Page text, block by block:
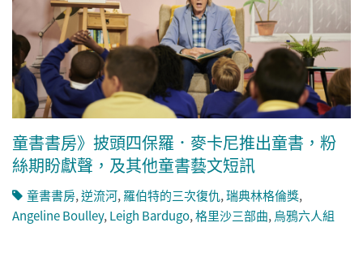
童書書房》披頭四保羅．麥卡尼推出童書，粉
絲期盼獻聲，及其他童書藝文短訊
童書書房,逆流河,羅伯特的三次復仇,瑞典林格倫獎,
Angeline Boulley,Leigh Bardugo,格里沙三部曲,烏鴉六人組